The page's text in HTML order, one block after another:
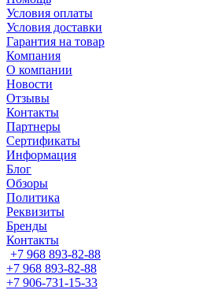
Условия оплаты
Условия доставки
Гарантия на товар
Компания
О компании
Новости
Отзывы
Контакты
Партнеры
Сертификаты
Информация
Блог
Обзоры
Политика
Реквизиты
Бренды
Контакты
+7 968 893-82-88
+7 968 893-82-88
+7 906-731-15-33